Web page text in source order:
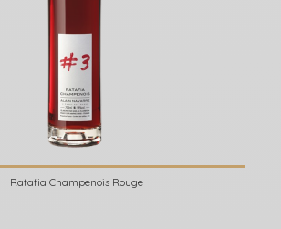
Ratafia Champenois Rouge